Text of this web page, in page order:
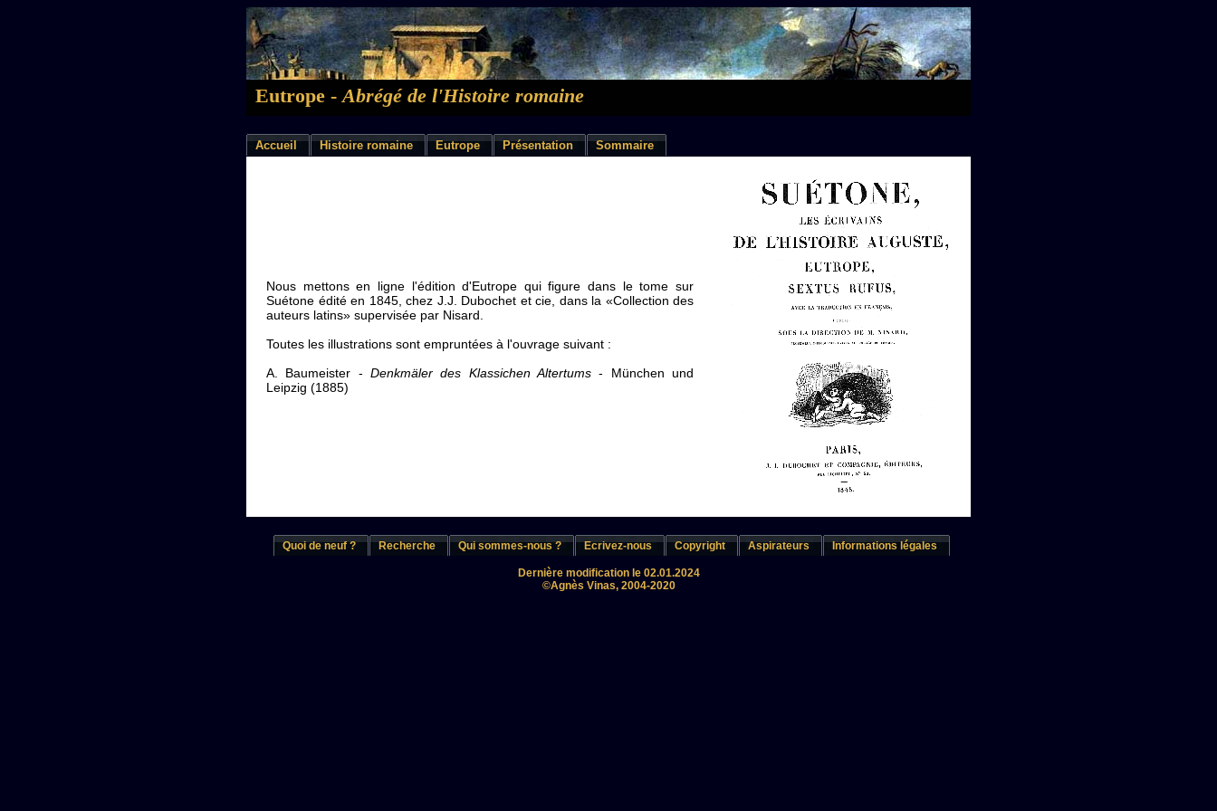
Eutrope -Abrégé de l'Histoire romaine
Accueil Histoire romaine Eutrope Présentation Sommaire
Nous mettons en ligne l'édition d'Eutrope qui figure dans le tome sur
Suétone édité en 1845, chez J.J. Dubochet et cie, dans la «Collection des
auteurs latins» supervisée par Nisard.
Toutes les illustrations sont empruntées à l'ouvrage suivant :
A. Baumeister - Denkmäler des Klassichen Altertums - München und
Leipzig (1885)
Quoi de neuf ? Recherche Qui sommes-nous ? Ecrivez-nous Copyright Aspirateurs Informations légales
Dernière modification le 02.01.2024
©Agnès Vinas, 2004-2020